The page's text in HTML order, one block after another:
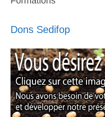
Dons Sedifop